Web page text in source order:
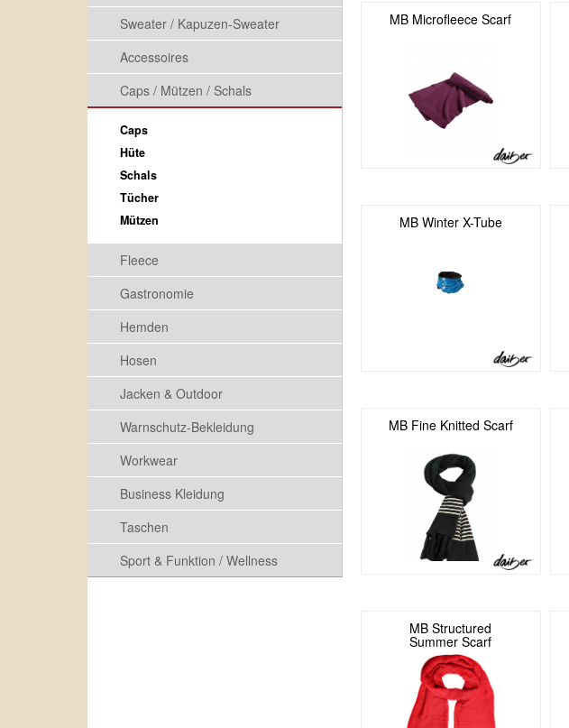
Sweater / Kapuzen-Sweater
Accessoires
Caps / Mützen / Schals
Caps
Hüte
Schals
Tücher
Mützen
Fleece
Gastronomie
Hemden
Hosen
Jacken & Outdoor
Warnschutz-Bekleidung
Workwear
Business Kleidung
Taschen
Sport & Funktion / Wellness
MB Microfleece Scarf
MB Winter X-Tube
MB Fine Knitted Scarf
MB Structured
Summer Scarf